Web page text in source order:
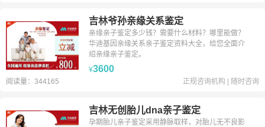
吉林爷孙亲缘关系鉴定
亲缘亲子鉴定多少钱？需要什么材料？哪里能做？
华迪基因亲缘关系亲子鉴定资料大全，给您全面介
绍亲缘亲子鉴定。
¥3600
阅读量：344165 正规咨询机构 随时咨询
吉林无创胎儿dna亲子鉴定
孕期胎儿亲子鉴定采用静脉取样，对胎儿无不良影